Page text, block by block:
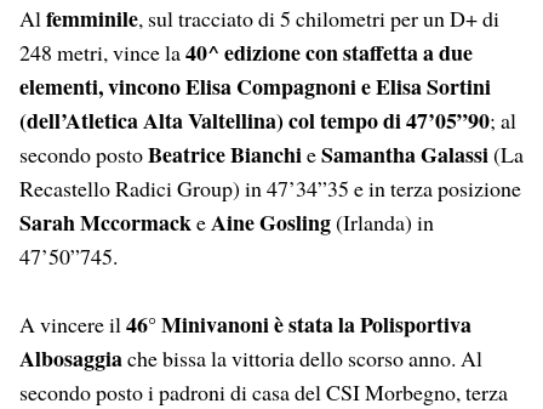
Al femminile, sul tracciato di 5 chilometri per un D+ di
248 metri, vince la40^ edizione con staffetta a due
elementi, vincono Elisa Compagnoni e Elisa Sortini
(dell’Atletica Alta Valtellina) col tempo di 47’05”90; al
secondo postoBeatrice BianchieSamantha Galassi(La
Recastello Radici Group) in 47’34”35 e in terza posizione
Sarah MccormackeAine Gosling(Irlanda) in
47’50”745.
A vincere il 46° Minivanoni è stata la Polisportiva
Albosaggiache bissa la vittoria dello scorso anno. Al
secondo posto i padroni di casa del CSI Morbegno, terza